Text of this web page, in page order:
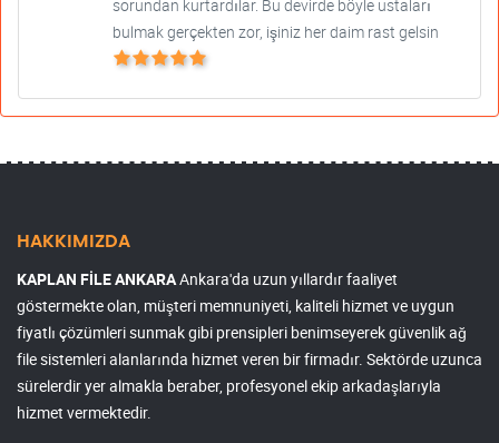
sorundan kurtardılar. Bu devirde böyle ustaları
bulmak gerçekten zor, işiniz her daim rast gelsin
HAKKIMIZDA
KAPLAN FİLE ANKARAAnkara'da uzun yıllardır faaliyet
göstermekte olan, müşteri memnuniyeti, kaliteli hizmet ve uygun
fiyatlı çözümleri sunmak gibi prensipleri benimseyerek güvenlik ağ
file sistemleri alanlarında hizmet veren bir firmadır. Sektörde uzunca
sürelerdir yer almakla beraber, profesyonel ekip arkadaşlarıyla
hizmet vermektedir.